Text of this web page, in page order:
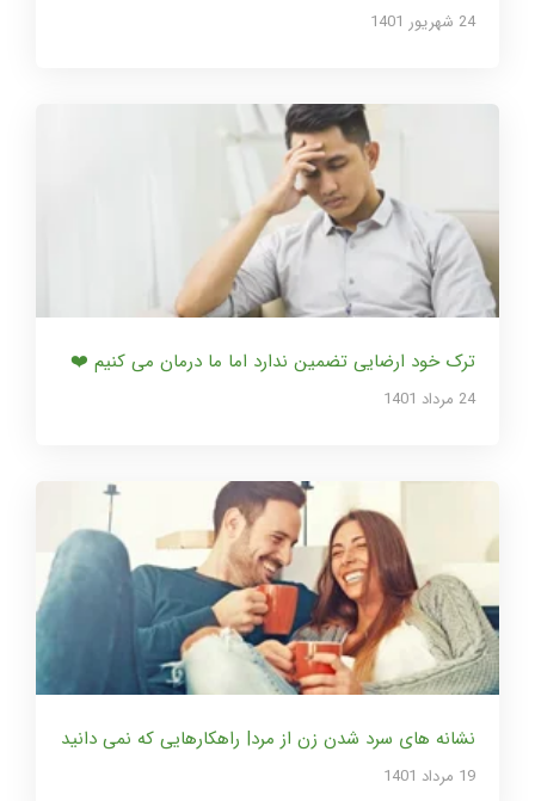
24 شهریور 1401
ترک خود ارضایی تضمین ندارد اما ما درمان می کنیم ❤️
24 مرداد 1401
نشانه های سرد شدن زن از مرد| راهکارهایی که نمی دانید
19 مرداد 1401